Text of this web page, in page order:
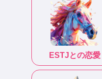
ESTJとの恋愛